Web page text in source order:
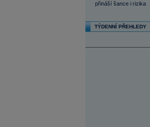
přináší šance i rizika
TÝDENNÍ PŘEHLEDY